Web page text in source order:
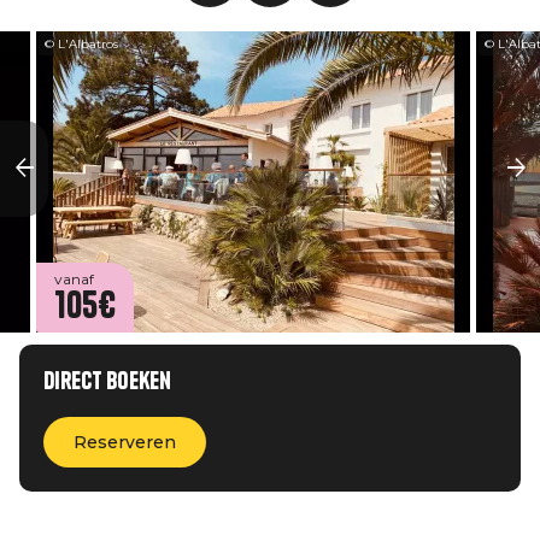
© L'Albatros ©
vanaf
105€
Direct boeken
Reserveren